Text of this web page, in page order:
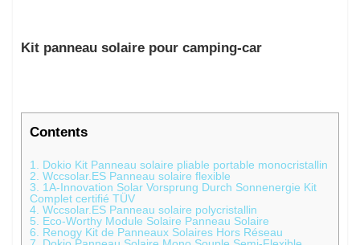
Kit panneau solaire pour camping-car
Contents
1. Dokio Kit Panneau solaire pliable portable monocristallin
2. Wccsolar.ES Panneau solaire flexible
3. 1A-Innovation Solar Vorsprung Durch Sonnenergie Kit
Complet certifié TÜV
4. Wccsolar.ES Panneau solaire polycristallin
5. Eco-Worthy Module Solaire Panneau Solaire
6. Renogy Kit de Panneaux Solaires Hors Réseau